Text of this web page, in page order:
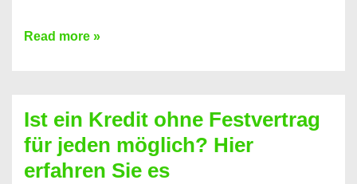
Kreditkarte
Prepaid
ist
nicht
Read more »
Ist ein Kredit ohne Festvertrag
für jeden möglich? Hier
erfahren Sie es